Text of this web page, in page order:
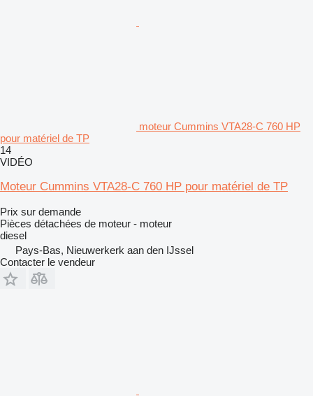
moteur Cummins VTA28-C 760 HP
pour matériel de TP
14
VIDÉO
Moteur Cummins VTA28-C 760 HP pour matériel de TP
Prix sur demande
Pièces détachées de moteur - moteur
diesel
Pays-Bas, Nieuwerkerk aan den IJssel
Contacter le vendeur